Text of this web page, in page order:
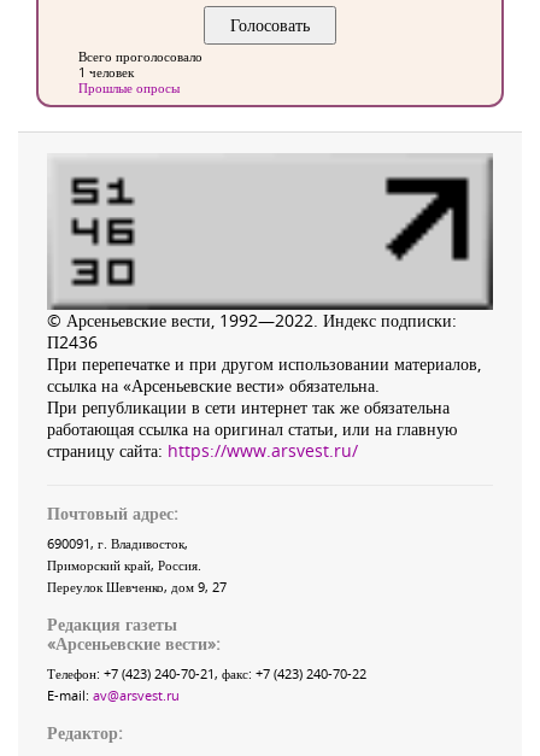
Всего проголосовало
1 человек
Прошлые опросы
© Арсеньевские вести, 1992—2022. Индекс подписки:
П2436
При перепечатке и при другом использовании материалов,
ссылка на «Арсеньевские вести» обязательна.
При републикации в сети интернет так же обязательна
работающая ссылка на оригинал статьи, или на главную
страницу сайта: https://www.arsvest.ru/
Почтовый адрес:
690091, г. Владивосток,
Приморский край, Россия.
Переулок Шевченко, дом 9, 27
Редакция газеты
«Арсеньевские вести»:
Телефон: +7 (423) 240-70-21, факс: +7 (423) 240-70-22
E-mail: av@arsvest.ru
Редактор: